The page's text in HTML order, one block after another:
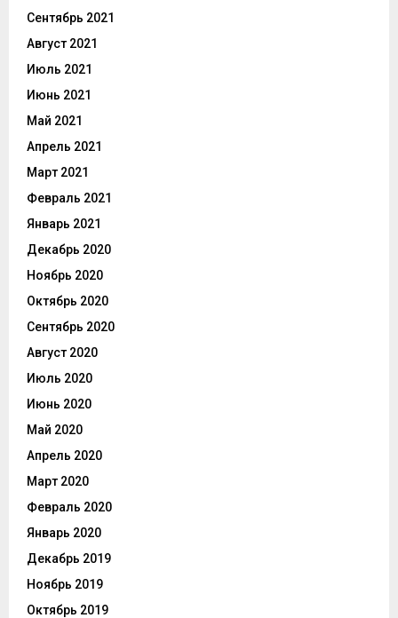
Сентябрь 2021
Август 2021
Июль 2021
Июнь 2021
Май 2021
Апрель 2021
Март 2021
Февраль 2021
Январь 2021
Декабрь 2020
Ноябрь 2020
Октябрь 2020
Сентябрь 2020
Август 2020
Июль 2020
Июнь 2020
Май 2020
Апрель 2020
Март 2020
Февраль 2020
Январь 2020
Декабрь 2019
Ноябрь 2019
Октябрь 2019